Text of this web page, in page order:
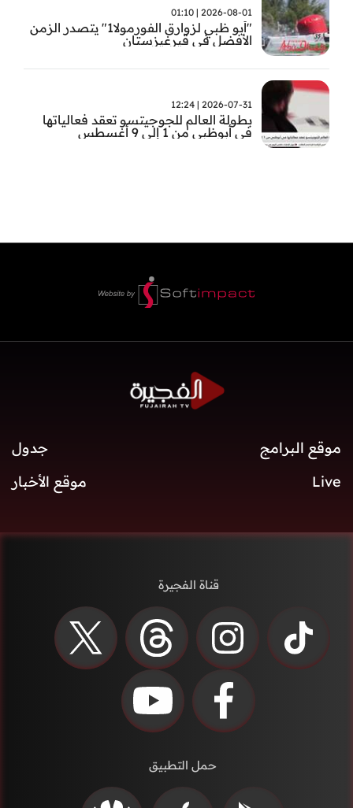
2026-08-01 | 01:10
"أبو ظبي لزوارق الفورمولا1" يتصدر الزمن
الأفضل في قيرغيزستان
2026-07-31 | 12:24
بطولة العالم للجوجيتسو تعقد فعالياتها
في أبوظبي من 1 إلى 9 أغسطس
موقع البرامج
جدول
Live
موقع الأخبار
قناة الفجيرة
حمل التطبيق